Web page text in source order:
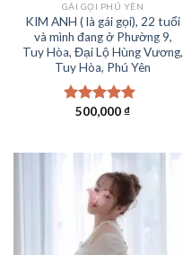
GÁI GỌI PHÚ YÊN
KIM ANH ( là gái gọi), 22 tuổi
và mình đang ở Phường 9,
Tuy Hòa, Đại Lộ Hùng Vương,
Tuy Hòa, Phú Yên
Được xếp
500,000₫